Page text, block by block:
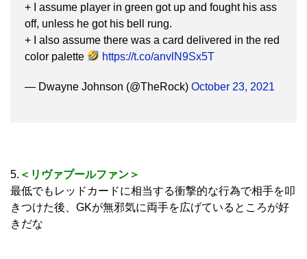
+ I assume player in green got up and fought his ass
off, unless he got his bell rung.
+ I also assume there was a card delivered in the red
color palette
https://t.co/anvlN9Sx5T
— Dwayne Johnson (@TheRock) October 23, 2021
5. ＜リヴァプールファン＞
最低でもレッドカードに相当する衝撃的な行為で相手を叩
きつけた後、GKが無邪気に両手を広げているところが好
きだな